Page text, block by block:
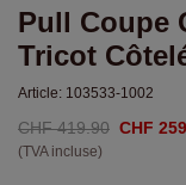
Pull Coupe
Tricot
Article: 103533-1002
CHF 419.90 CHF
(TVA incluse)